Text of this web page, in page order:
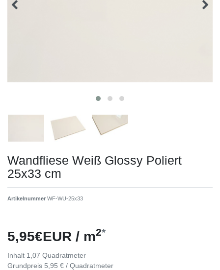
Wandfliese Weiß Glossy Poliert
25x33 cm
Artikelnummer WF-WU-25x33
5,95€EUR / m2*
Inhalt 1,07 Quadratmeter
Grundpreis 5,95 € / Quadratmeter